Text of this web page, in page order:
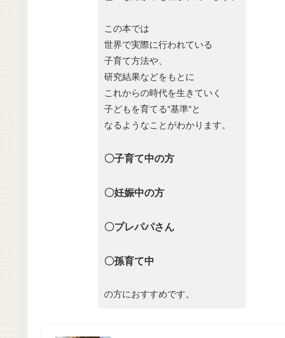
この本では
世界で実際に行われている
子育て方法や、
研究結果などをもとに
これからの時代を生きていく
子どもを育てる”基準”と
なるようなことがわかります。
〇子育て中の方
〇妊娠中の方
〇プレパパさん
〇孫育て中
の方におすすめです。